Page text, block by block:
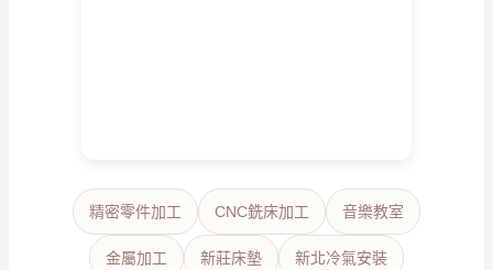
精密零件加工 CNC銑床加工 音樂教室
金屬加工 新莊床墊 新北冷氣安裝